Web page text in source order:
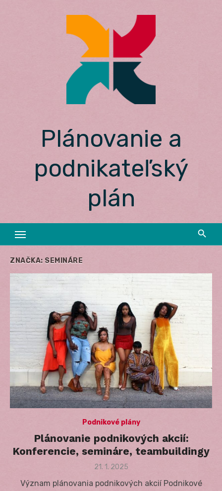
Plánovanie a
podnikateľský
plán
ZNAČKA: SEMINÁRE
Podnikové plány
Plánovanie podnikových akcií:
Konferencie, semináre, teambuildingy
Posted
21. 1. 2025
Význam plánovania podnikových akcií Podnikové